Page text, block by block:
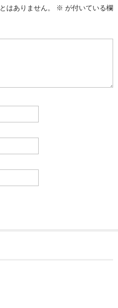
はありません。
※ が付いている欄